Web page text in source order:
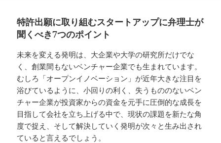
ー
特許出願に取り組むスタートアップに弁理士が
聞くべき7つのポイント
未来を変える発明は、大企業や大学の研究所だけでな
く、創業間もないベンチャー企業でも生まれています。
むしろ「オープンイノベーション」が近年大きな注目を
浴びているように、小回りの利く、失うもののないベン
チャー企業が投資家からの資金を元手に圧倒的な成長を
目指して会社を立ち上げる中で、現状の課題を新たな角
度で捉え、そして解決していく発明が次々と生み出され
ていると言えるでしょう。